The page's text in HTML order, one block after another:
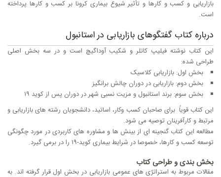
بازاریابی و کسب و کارها و تأثیر شیوع بیماری کرونا بر کسب و کارها پرداخته
است.
درباره کتاب گفتگوهای بازاریابی در استانبول
این کتاب نوشته فیلیپ کاتلر و شکیب آوداگیچ است و در سه بخش اصلی
طراحی شده:
بخش اول: بازاریابی کلاسیک
بخش دوم: بازاریابی در دوران چالش برانگیز
بخش سوم: برند استانبول و مزیت نسبی شهر در دوران پس از کوید ۱۹
این کتاب قویاً برای صاحبان کسب وکار، اساتید، دانشجویان رشته های بازاریابی و
مرتبط و کارآفرینان توصیه می شود.
مطالعه این کتاب گنجینه ای از بینش ها و مشاوره های کاربردی در مورد چگونگی
توسعه کسب و کارها، خصوصا در شرایط بیماری کوید-۱۹ را در برمی گیرد.
بخش بندی و طراحی کتاب
مقالات مربوط به استراتژی های عمومی بازاریابی در بخش اول قرار گرفته اند. به